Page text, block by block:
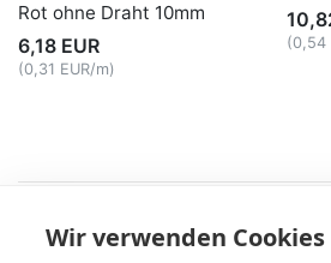
Rot ohne Draht 10mm
6,18 EUR
(0,31 EUR/m)
(0,54
AGB
| Widerruf & -formular |
Wir verwenden Cookies